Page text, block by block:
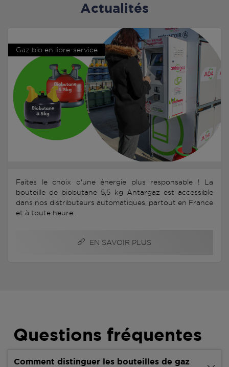
Actualités
Gaz bio en libre-service
Faites le choix d'une énergie plus responsable ! La
bouteille de biobutane 5,5 kg Antargaz est accessible
dans nos distributeurs automatiques, partout en France
et à toute heure.
EN SAVOIR PLUS
Questions fréquentes
Comment distinguer les bouteilles de gaz